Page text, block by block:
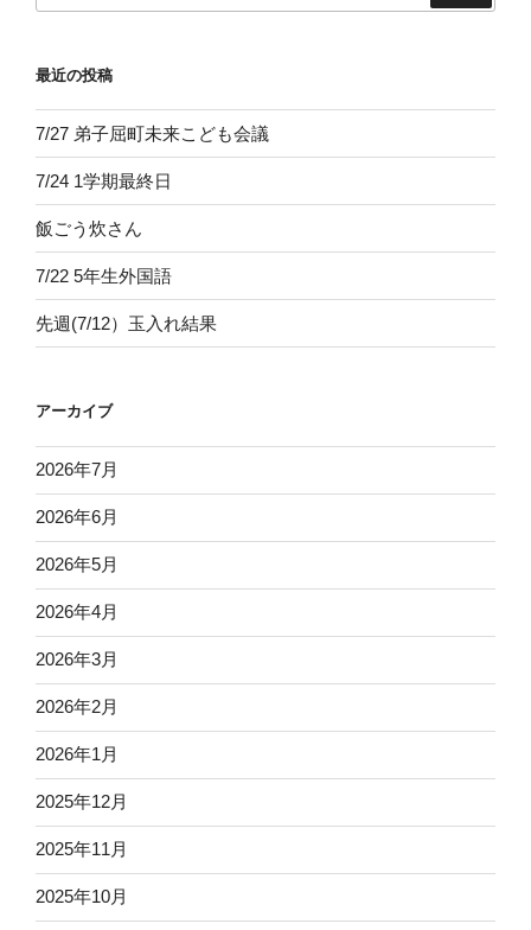
ジ
り
最近の投稿
7/27 弟子屈町未来こども会議
7/24 1学期最終日
飯ごう炊さん
7/22 5年生外国語
先週(7/12）玉入れ結果
アーカイブ
2026年7月
2026年6月
2026年5月
2026年4月
2026年3月
2026年2月
2026年1月
2025年12月
2025年11月
2025年10月